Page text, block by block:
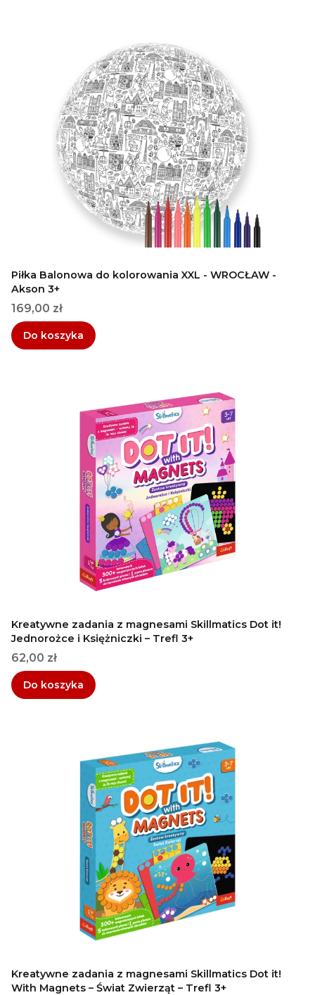
Piłka Balonowa do kolorowania XXL - WROCŁAW -
Akson 3+
Cena
169,00 zł
Do koszyka
Kreatywne zadania z magnesami Skillmatics Dot it!
Jednorożce i Księżniczki – Trefl 3+
Cena
62,00 zł
Do koszyka
Kreatywne zadania z magnesami Skillmatics Dot it!
With Magnets – Świat Zwierząt – Trefl 3+